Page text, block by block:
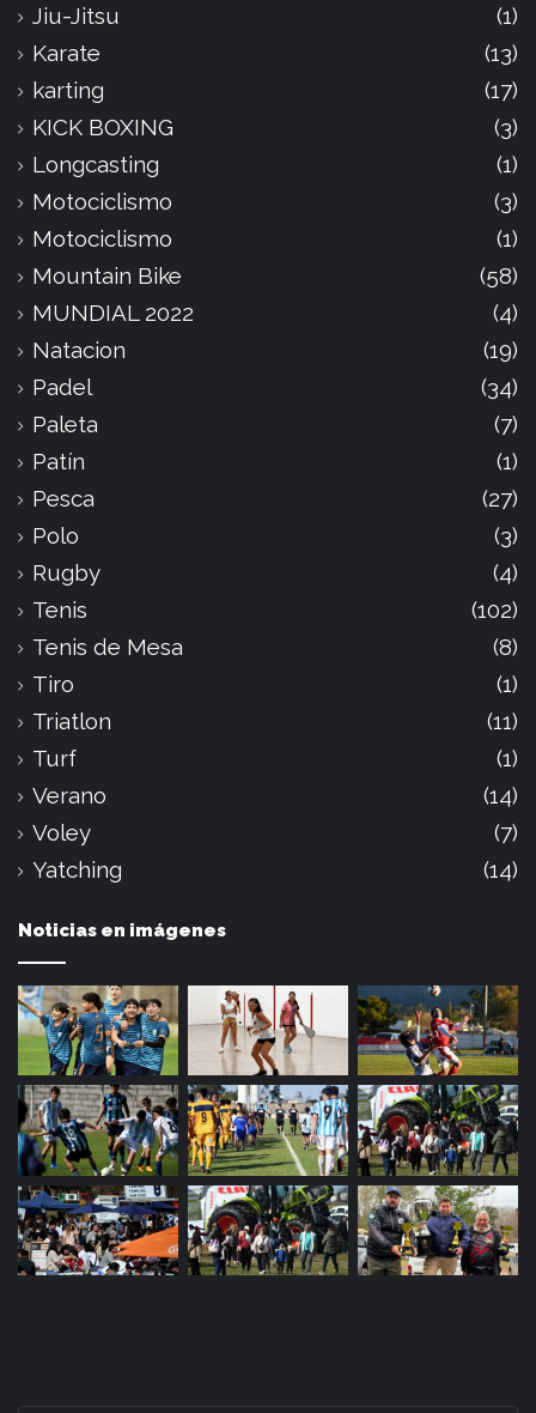
Jiu-Jitsu
(1)
Karate
(13)
karting
(17)
KICK BOXING
(3)
Longcasting
(1)
Motociclismo
(3)
Motociclismo
(1)
Mountain Bike
(58)
MUNDIAL 2022
(4)
Natacion
(19)
Padel
(34)
Paleta
(7)
Patín
(1)
Pesca
(27)
Polo
(3)
Rugby
(4)
Tenis
(102)
Tenis de Mesa
(8)
Tiro
(1)
Triatlon
(11)
Turf
(1)
Verano
(14)
Voley
(7)
Yatching
(14)
Noticias en imágenes